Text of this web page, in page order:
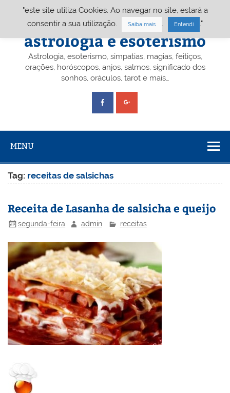
Portal A&E – Portal
astrologia e esoterismo
Astrologia, esoterismo, simpatias, magias, feitiços,
orações, horóscopos, anjos, salmos, significado dos
sonhos, oráculos, tarot e mais…
MENU
Tag: receitas de salsichas
Receita de Lasanha de salsicha e queijo
segunda-feira admin receitas
"este site utiliza Cookies. Ao navegar no site, estará a
consentir a sua utilização.
Saiba mais Entendi ."